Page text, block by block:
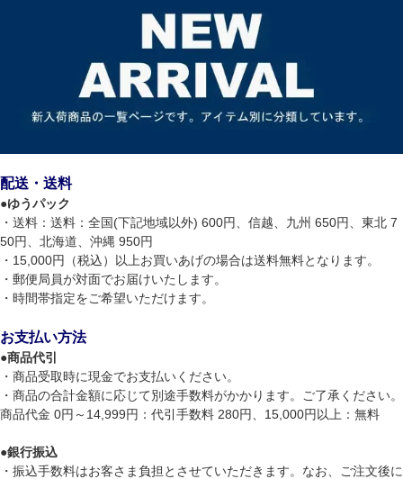
配送・送料
●ゆうパック
・送料：送料：全国(下記地域以外) 600円、信越、九州 650円、東北 7
50円、北海道、沖縄 950円
・15,000円（税込）以上お買いあげの場合は送料無料となります。
・郵便局員が対面でお届けいたします。
・時間帯指定をご希望いただけます。
お支払い方法
●商品代引
・商品受取時に現金でお支払いください。
・商品の合計金額に応じて別途手数料がかかります。ご了承ください。
商品代金 0円～14,999円：代引手数料 280円、15,000円以上：無料
●銀行振込
・振込手数料はお客さま負担とさせていただきます。なお、ご注文後に